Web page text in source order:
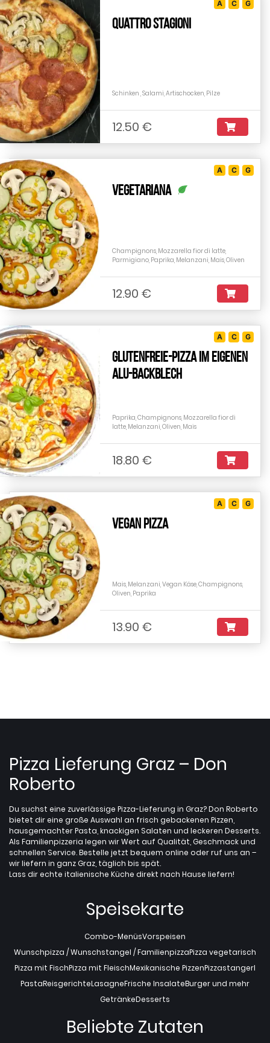
Quattro Stagioni
A C G
Schinken , Salami, Artischocken, Pilze
12.50 €
Vegetariana
A C G
Champignons, Mozzarella fior di latte,
Parmigiano, Paprika, Melanzani, Mais, Oliven
12.90 €
Glutenfreie-Pizza im eigenen
Alu-Backblech
A C G
Paprika, Champignons, Mozzarella fior di
latte, Melanzani, Oliven, Mais
18.80 €
VEGAN PIZZA
A C G
Mais, Melanzani, Vegan Käse, Champignons,
Oliven, Paprika
13.90 €
Pizza Lieferung Graz – Don
Roberto
Du suchst eine zuverlässige Pizza-Lieferung in Graz? Don Roberto
bietet dir eine große Auswahl an frisch gebackenen Pizzen,
hausgemachter Pasta, knackigen Salaten und leckeren Desserts.
Als Familienpizzeria legen wir Wert auf Qualität, Geschmack und
schnellen Service. Bestelle jetzt bequem online oder ruf uns an –
wir liefern in ganz Graz, täglich bis spät.
Lass dir echte italienische Küche direkt nach Hause liefern!
Speisekarte
Combo-MenüsVorspeisen
Wunschpizza / Wunschstangel / FamilienpizzaPizza vegetarisch
Pizza mit FischPizza mit FleischMexikanische PizzenPizzastangerl
PastaReisgerichteLasagneFrische InsalateBurger und mehr
GetränkeDesserts
Beliebte Zutaten